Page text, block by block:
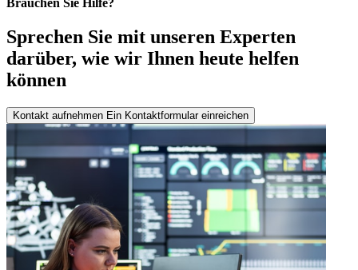
Brauchen Sie Hilfe?
Sprechen Sie mit unseren Experten
darüber, wie wir Ihnen heute helfen
können
Kontakt aufnehmen Ein Kontaktformular einreichen